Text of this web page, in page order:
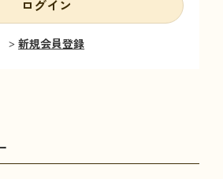
ログイン
新規会員登録